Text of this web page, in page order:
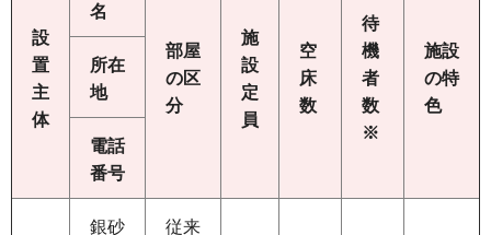
設
置
主
体
名
部屋
の区
分
施
設
定
員
空
床
数
待
機
者
数
※
施設
の特
色
所在
地
電話
番号
銀砂
従来